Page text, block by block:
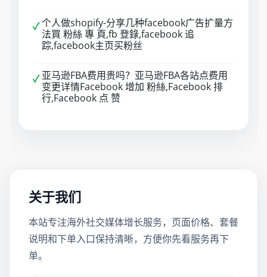
✓个人做shopify-分享几种facebook广告扩量方
法買 粉絲 專 頁,fb 登錄,facebook 追
踪,facebook主页买粉丝
✓ 亚马逊FBA费用贵吗？亚马逊FBA各站点费用
变更详情Facebook 增加 粉絲,Facebook 排
行,Facebook 点 赞
关于我们
本站专注海外社交媒体增长服务，页面价格、套餐
说明和下单入口保持清晰，方便你先看服务再下
单。